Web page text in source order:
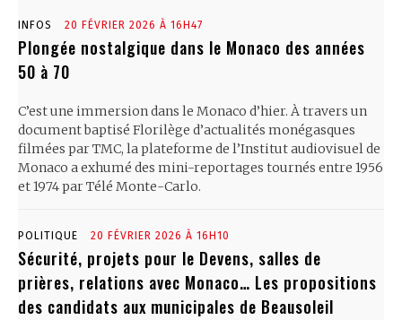
INFOS 20 FÉVRIER 2026 À 16H47
Plongée nostalgique dans le Monaco des années
50 à 70
C’est une immersion dans le Monaco d’hier. À travers un
document baptisé Florilège d’actualités monégasques
filmées par TMC, la plateforme de l’Institut audiovisuel de
Monaco a exhumé des mini-reportages tournés entre 1956
et 1974 par Télé Monte-Carlo.
POLITIQUE 20 FÉVRIER 2026 À 16H10
Sécurité, projets pour le Devens, salles de
prières, relations avec Monaco… Les propositions
des candidats aux municipales de Beausoleil